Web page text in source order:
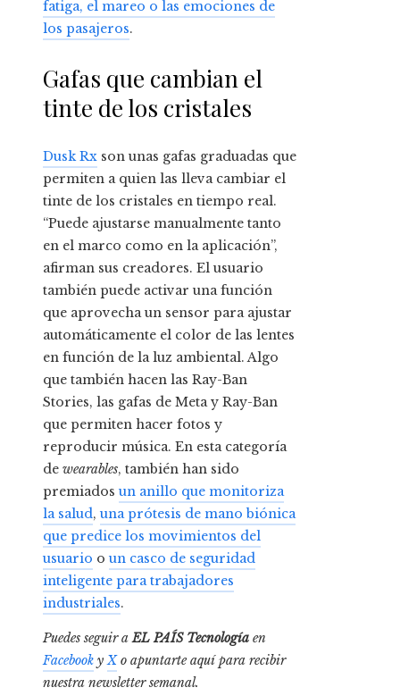
fatiga, el mareo o las emociones de
los pasajeros.
Gafas que cambian el
tinte de los cristales
Dusk Rx son unas gafas graduadas que
permiten a quien las lleva cambiar el
tinte de los cristales en tiempo real.
“Puede ajustarse manualmente tanto
en el marco como en la aplicación”,
afirman sus creadores. El usuario
también puede activar una función
que aprovecha un sensor para ajustar
automáticamente el color de las lentes
en función de la luz ambiental. Algo
que también hacen las Ray-Ban
Stories, las gafas de Meta y Ray-Ban
que permiten hacer fotos y
reproducir música. En esta categoría
de wearables, también han sido
premiados un anillo que monitoriza
la salud, una prótesis de mano biónica
que predice los movimientos del
usuario o un casco de seguridad
inteligente para trabajadores
industriales.
Puedes seguir aEL PAÍS Tecnología en
Facebook yXo apuntarte aquí para recibir
nuestra newsletter semanal.